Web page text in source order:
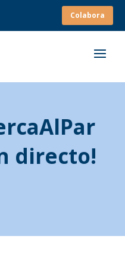
Colabora
directo!